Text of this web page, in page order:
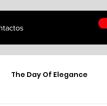
The Day Of Elegance